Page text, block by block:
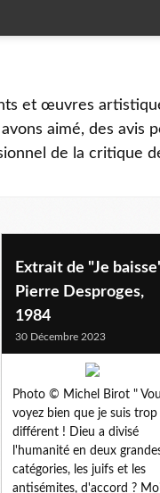
et œuvres
aimé, des avis
de la critique
Extrait de "Je
Pierre Desproges,
1984
30 Décembre 2023
Photo © Michel Birot "
voyez bien que je suis trop
différent ! Dieu a divisé
l'humanité en deux
catégories, les juifs et les
antisémites, d'accord ?